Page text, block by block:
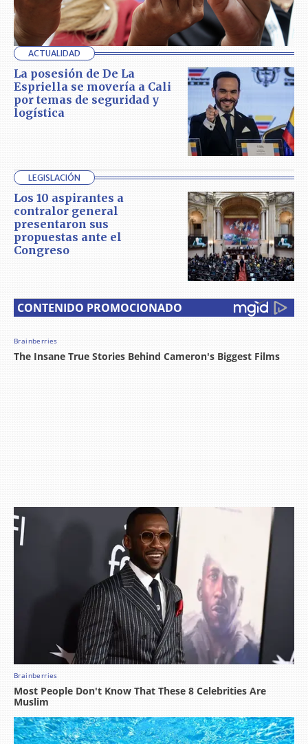
ACTUALIDAD
La posesión de De La
Espriella se movería a Cali
por temas de seguridad y
logística
LEGISLACIÓN
Los 10 aspirantes a
contralor general
presentaron sus
propuestas ante el
Congreso